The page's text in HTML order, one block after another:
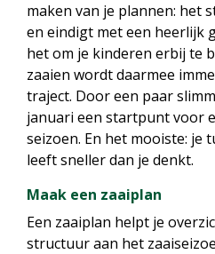
maken van je plannen: het
en eindigt met een heerlijk
het om je kinderen erbij te
zaaien wordt daarmee
traject. Door een paar
januari een startpunt voor
seizoen. En het mooiste: je
leeft sneller dan je denkt.
Maak een zaaiplan
Een zaaiplan helpt je
structuur aan het